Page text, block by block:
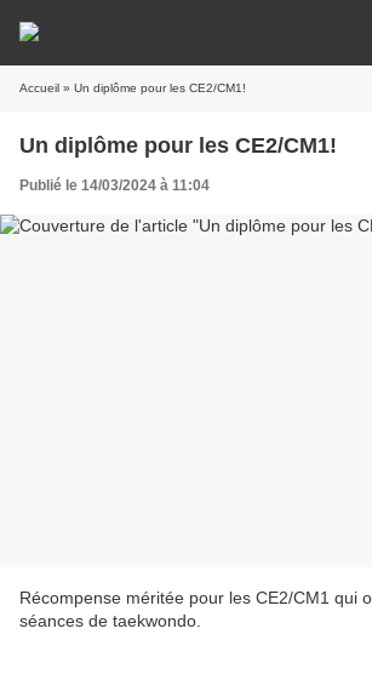
Accueil » Un diplôme pour les CE2/CM1!
Un diplôme pour les CE2/CM1!
Publié le 14/03/2024 à 11:04
Récompense méritée pour les CE2/CM1 qui
séances de taekwondo.